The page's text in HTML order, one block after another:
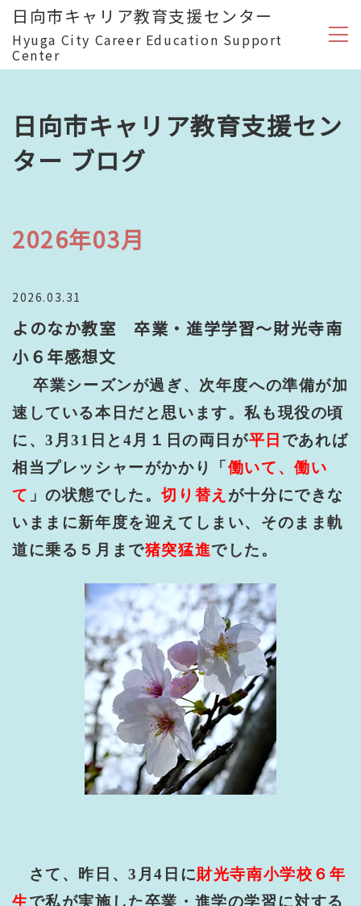
日向市キャリア教育支援センター
Hyuga City Career Education Support
Center
日向市キャリア教育支援セン
ター ブログ
2026年03月
2026.03.31
よのなか教室 卒業・進学学習～財光寺南
小６年感想文
卒業シーズンが過ぎ、次年度への準備が加
速している本日だと思います。私も現役の頃
に、3 月31 日と 4月１日の両日が平日 であれば
相当プレッシャーがかかり「 働いて、働い
て 」の状態でした。切り替え が十分にできな
いままに新年度を迎えてしまい、そのまま軌
道に乗る５月まで猪突猛進でした。
さて、昨日、3 月4 日に財光寺南小学校６年
生で私が実施した卒業・進学の学習に対する